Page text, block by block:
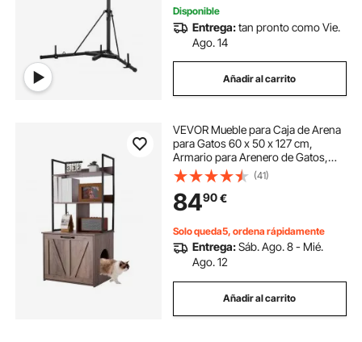
Disponible
Entrega:tan pronto como Vie.
Ago. 14
Añadir al carrito
VEVOR Mueble para Caja de Arena
para Gatos 60 x 50 x 127 cm,
Armario para Arenero de Gatos,
con Estantes de Almacenamiento
Entrada Lateral Puerta, Estilo
Moderno, Casa para Mascotas en
Interior Hogar
(41)
8490€
Solo queda5, ordena rápidamente
Entrega:Sáb. Ago. 8 - Mié.
Ago. 12
Añadir al carrito